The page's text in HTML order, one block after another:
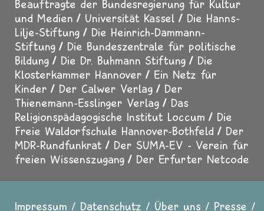
Beauftragte der Bundesregierung für Kultur
und Medien
Universität Kassel
Die Hanns-
Lilje-Stiftung
Die Heinrich-Dammann-
Stiftung
Die Bundeszentrale für politische
Bildung
Die Dr. Buhmann Stiftung
Die
Klosterkammer Hannover
Ein Netz für
Kinder
Der Calwer Verlag
Der
Thienemann-Esslinger Verlag
Das
Religionspädagogische Institut Loccum
Die
Freie Waldorfschule Hannover-Bothfeld
Der
MDR-Rundfunkrat
Der SUMA-EV - Verein für
freien Wissenszugang
Der Erfurter Netcode
Impressum Datenschutz Über uns Presse